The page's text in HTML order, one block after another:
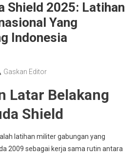
Shield 2025: Latihan
Yang
Indonesia
Gaskan Editor
Latar Belakang
Shield
latihan militer gabungan yang
2009 sebagai kerja sama rutin antara